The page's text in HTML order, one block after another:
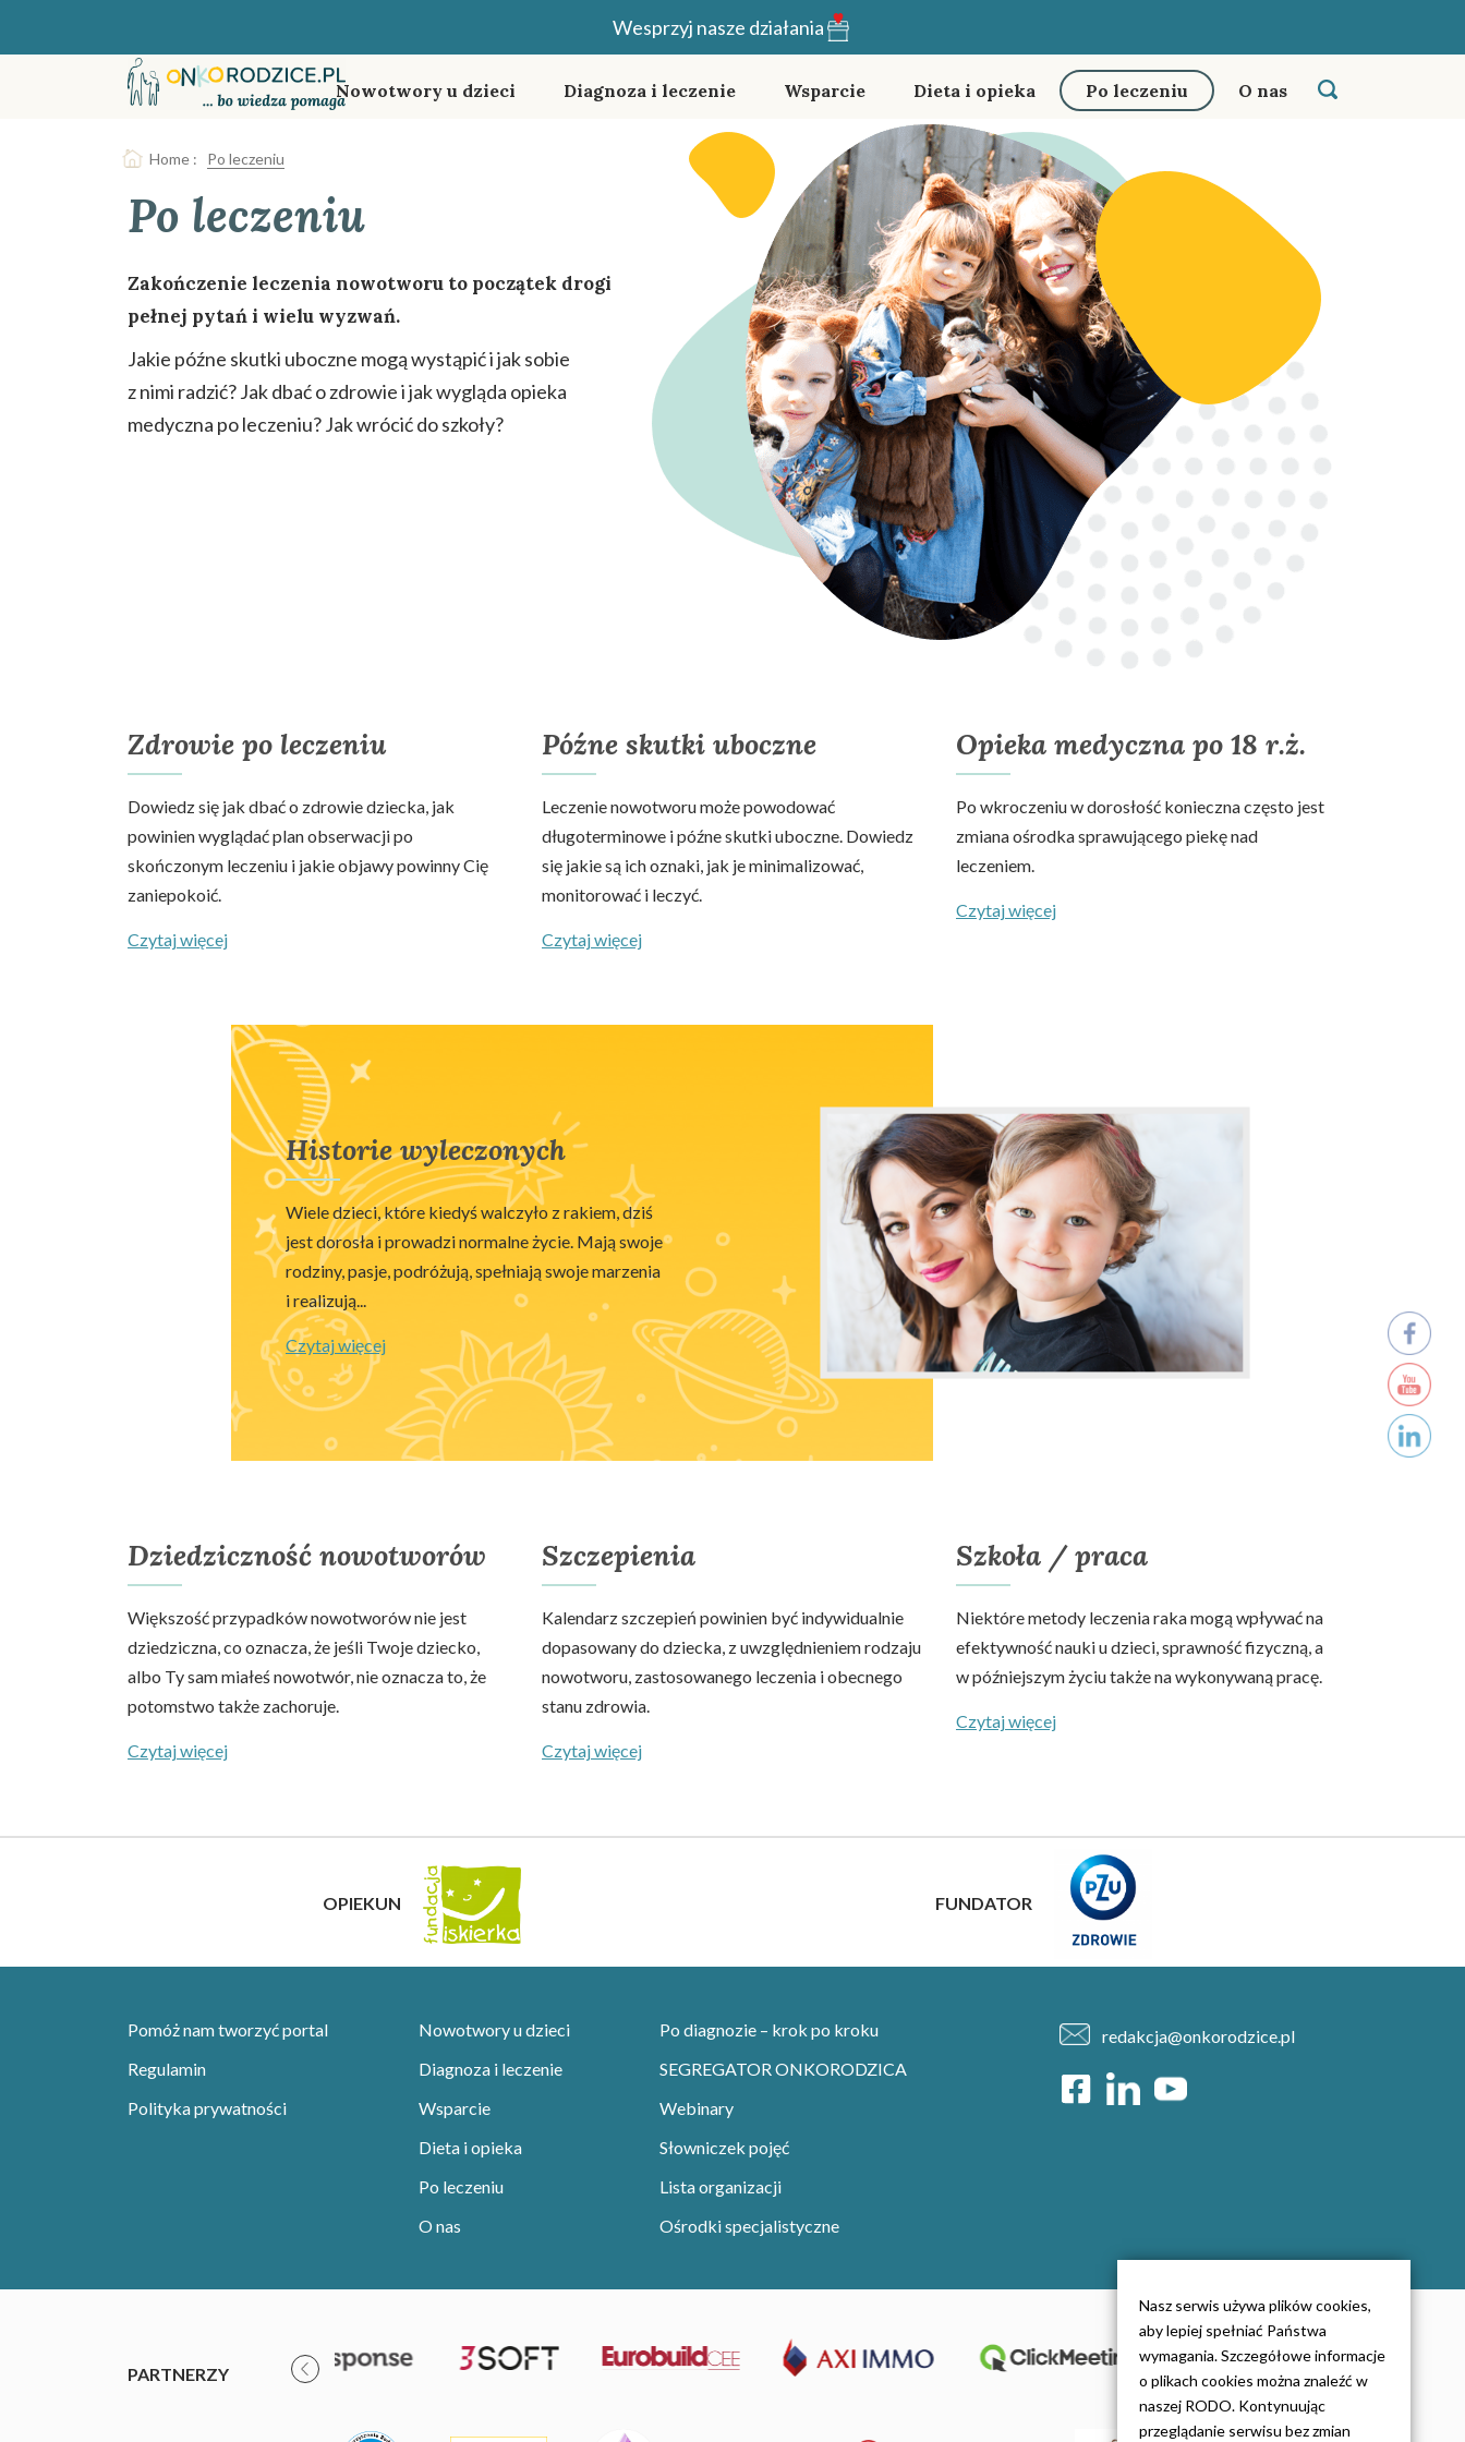
Wesprzyj nasze działania
Nowotwory u dzieci Diagnoza i leczenie Wsparcie Dieta i opieka Po leczeniu O nas
Home : Po leczeniu
Po leczeniu
Zakończenie leczenia nowotworu to początek drogi
pełnej pytań i wielu wyzwań.
Jakie późne skutki uboczne mogą wystąpić i jak sobie
z nimi radzić? Jak dbać o zdrowie i jak wygląda opieka
medyczna po leczeniu? Jak wrócić do szkoły?
Zdrowie po leczeniu
Dowiedz się jak dbać o zdrowie dziecka, jak
powinien wyglądać plan obserwacji po
skończonym leczeniu i jakie objawy powinny Cię
zaniepokoić.
Czytaj więcej
Późne skutki uboczne
Leczenie nowotworu może powodować
długoterminowe i późne skutki uboczne. Dowiedz
się jakie są ich oznaki, jak je minimalizować,
monitorować i leczyć.
Czytaj więcej
Opieka medyczna po 18 r.ż.
Po wkroczeniu w dorosłość konieczna często jest
zmiana ośrodka sprawującego piekę nad
leczeniem.
Czytaj więcej
Historie wyleczonych
Wiele dzieci, które kiedyś walczyło z rakiem, dziś
jest dorosła i prowadzi normalne życie. Mają swoje
rodziny, pasje, podróżują, spełniają swoje marzenia
i realizują...
Czytaj więcej
Dziedziczność nowotworów
Większość przypadków nowotworów nie jest
dziedziczna, co oznacza, że jeśli Twoje dziecko,
albo Ty sam miałeś nowotwór, nie oznacza to, że
potomstwo także zachoruje.
Czytaj więcej
Szczepienia
Kalendarz szczepień powinien być indywidualnie
dopasowany do dziecka, z uwzględnieniem rodzaju
nowotworu, zastosowanego leczenia i obecnego
stanu zdrowia.
Czytaj więcej
Szkoła / praca
Niektóre metody leczenia raka mogą wpływać na
efektywność nauki u dzieci, sprawność fizyczną, a
w późniejszym życiu także na wykonywaną pracę.
Czytaj więcej
OPIEKUN FUNDATOR
Pomóż nam tworzyć portal
Regulamin
Polityka prywatności
Nowotwory u dzieci
Diagnoza i leczenie
Wsparcie
Dieta i opieka
Po leczeniu
O nas
Po diagnozie – krok po kroku
SEGREGATOR ONKORODZICA
Webinary
Słowniczek pojęć
Lista organizacji
Ośrodki specjalistyczne
redakcja@onkorodzice.pl
PARTNERZY
Nasz serwis używa plików cookies,
aby lepiej spełniać Państwa
wymagania. Szczegółowe informacje
o plikach cookies można znaleźć w
naszej RODO. Kontynuując
przeglądanie serwisu bez zmian